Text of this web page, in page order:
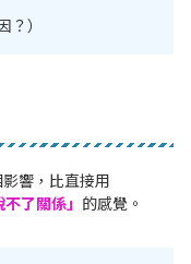
）
響，比直接用
了關係」 的感覺。